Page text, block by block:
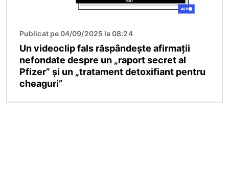
Publicat pe 04/09/2025 la 08:24
Un videoclip fals răspândește afirmații
nefondate despre un „raport secret al
Pfizer” și un „tratament detoxifiant pentru
cheaguri”